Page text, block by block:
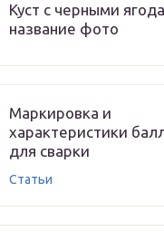
Куст с черными
название фото
Маркировка и
характеристики
для сварки
Статьи